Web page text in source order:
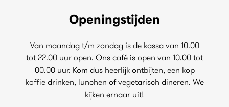
Openingstijden
Van maandag t/m zondag is de kassa van 10.00
tot 22.00 uur open. Ons café is open van 10.00 tot
00.00 uur. Kom dus heerlijk ontbijten, een kop
koffie drinken, lunchen of vegetarisch dineren. We
kijken ernaar uit!